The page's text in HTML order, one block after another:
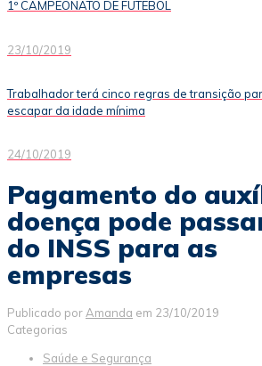
1º CAMPEONATO DE FUTEBOL
23/10/2019
Trabalhador terá cinco regras de transição
escapar da idade mínima
24/10/2019
Pagamento do
doença pode
do INSS para as
empresas
Publicado por Amanda em 23/10/2019
Categorias
Saúde e Segurança